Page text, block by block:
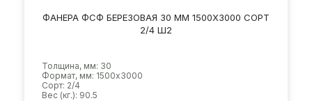
ФАНЕРА ФСФ БЕРЕЗОВАЯ 30 ММ 1500Х3000 СОРТ
2/4 Ш2
Толщина, мм: 30
Формат, мм: 1500х3000
Сорт: 2/4
Вес (кг.): 90.5